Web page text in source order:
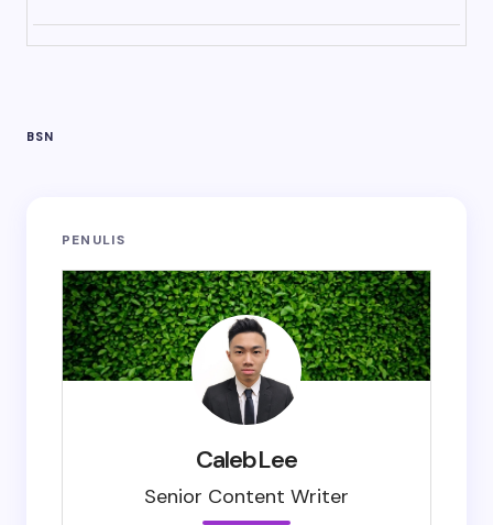
BSN
PENULIS
CalebLee
Senior Content Writer